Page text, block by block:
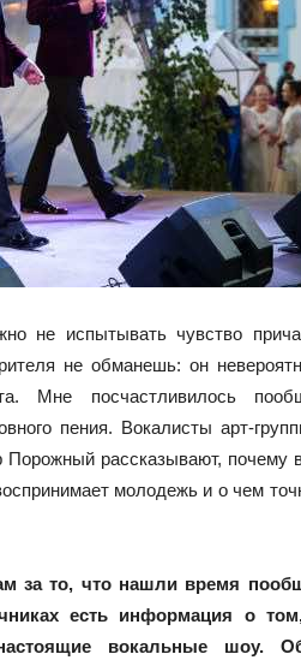
не испытывать чувство
не обманешь: он
Мне посчастливилось
пения. Вокалисты арт-
рассказывают, почему
молодежь и о чем
за то, что нашли время
есть информация о
вокальные шоу.